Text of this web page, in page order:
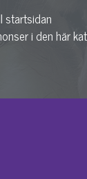
startsidan
i den här